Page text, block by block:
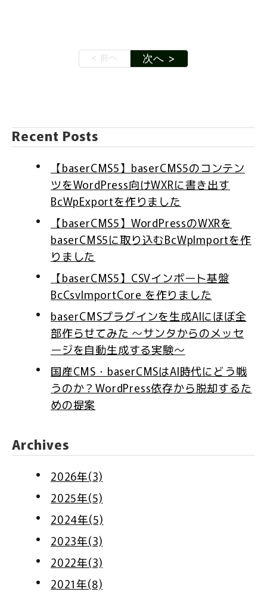
< 前へ 次へ >
Recent Posts
【baserCMS5】baserCMS5のコンテン
ツをWordPress向けWXRに書き出す
BcWpExportを作りました
【baserCMS5】WordPressのWXRを
baserCMS5に取り込むBcWpImportを作
りました
【baserCMS5】CSVインポート基盤
BcCsvImportCore を作りました
baserCMSプラグインを生成AIにほぼ全
部作らせてみた 〜サンタからのメッセ
ージを自動生成する実験〜
国産CMS・baserCMSはAI時代にどう戦
うのか？WordPress依存から脱却するた
めの提案
Archives
2026年(3)
2025年(5)
2024年(5)
2023年(3)
2022年(3)
2021年(8)